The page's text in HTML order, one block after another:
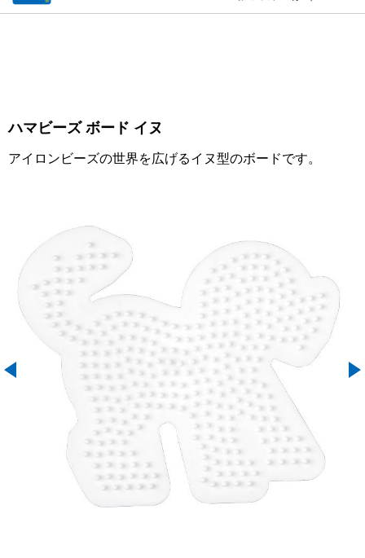
ハマビーズ ボード イヌ
アイロンビーズの世界を広げるイヌ型のボードです。